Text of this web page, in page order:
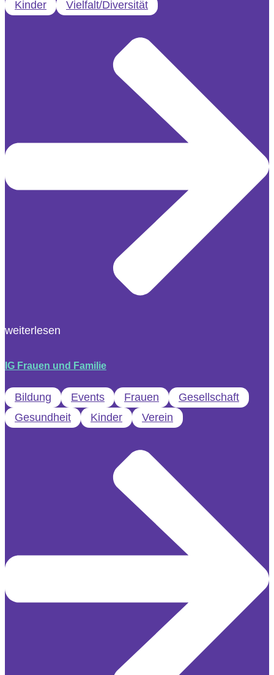
Kinder
Vielfalt/Diversität
weiterlesen
IG Frauen und Familie
Bildung Events Frauen
Gesellschaft
Gesundheit
Kinder Verein